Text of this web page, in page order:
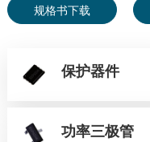
规格书下载
保护器件
功率三极管